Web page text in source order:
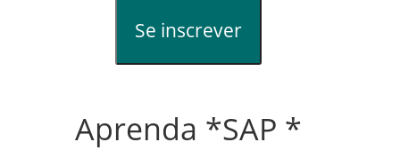
Se inscrever
Aprenda *SAP *